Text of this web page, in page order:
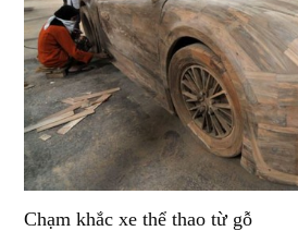
Chạm khắc xe thể thao từ gỗ